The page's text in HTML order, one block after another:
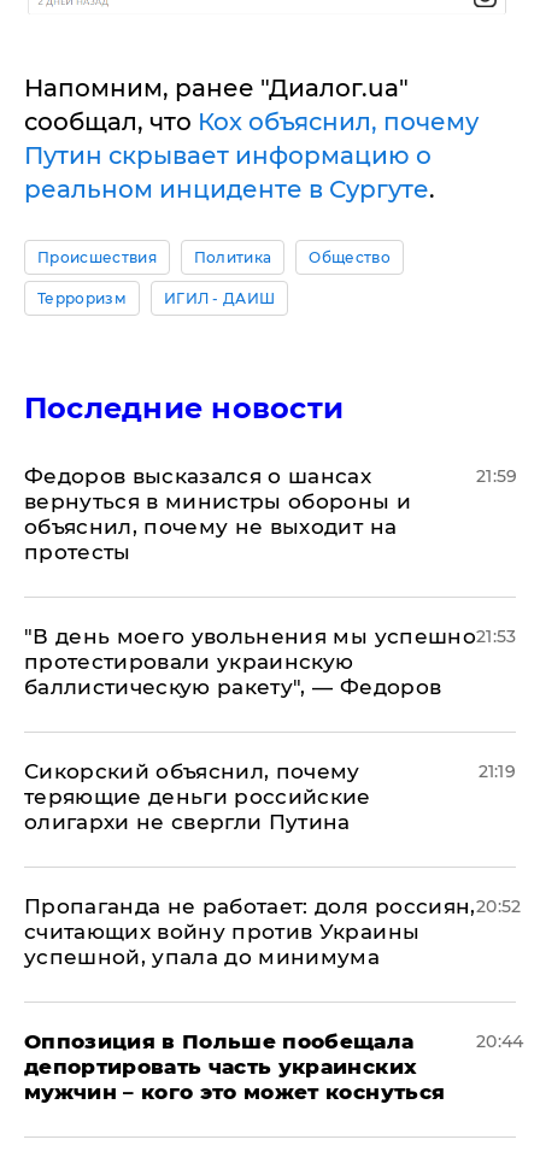
Напомним, ранее "Диалог.ua"
сообщал, что Кох объяснил, почему
Путин скрывает информацию о
реальном инциденте в Сургуте.
Происшествия Политика Общество
Терроризм ИГИЛ - ДАИШ
Последние новости
Федоров высказался о шансах
вернуться в министры обороны и
объяснил, почему не выходит на
протесты
21:59
​"В день моего увольнения мы успешно
протестировали украинскую
баллистическую ракету", — Федоров
21:53
Сикорский объяснил, почему
теряющие деньги российские
олигархи не свергли Путина
21:19
​Пропаганда не работает: доля россиян,
считающих войну против Украины
успешной, упала до минимума
20:52
Оппозиция в Польше пообещала
депортировать часть украинских
мужчин – кого это может коснуться
20:44